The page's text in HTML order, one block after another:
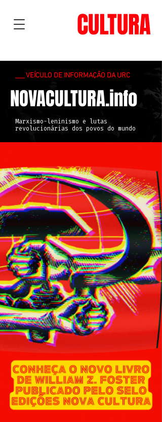
CULTURA
___ VEÍCULO DE INFORMAÇÃO DA URC
NOVACULTURA.info
Marxismo-leninismo e lutas
revolucionárias dos povos do mundo